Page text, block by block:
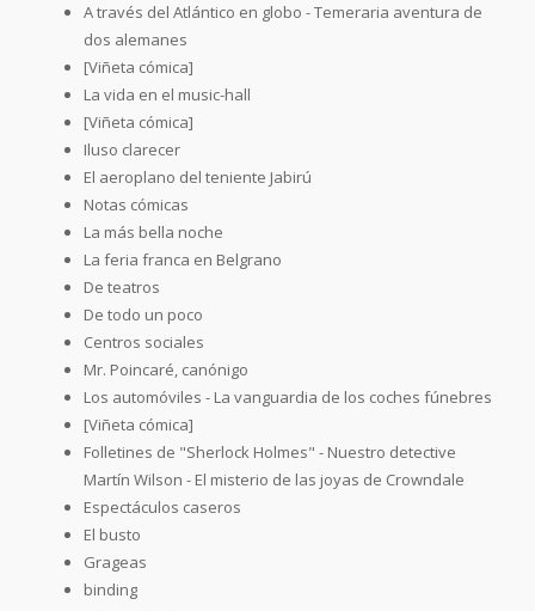
A través del Atlántico en globo - Temeraria aventura de
dos alemanes
[Viñeta cómica]
La vida en el music-hall
[Viñeta cómica]
Iluso clarecer
El aeroplano del teniente Jabirú
Notas cómicas
La más bella noche
La feria franca en Belgrano
De teatros
De todo un poco
Centros sociales
Mr. Poincaré, canónigo
Los automóviles - La vanguardia de los coches fúnebres
[Viñeta cómica]
Folletines de "Sherlock Holmes" - Nuestro detective
Martín Wilson - El misterio de las joyas de Crowndale
Espectáculos caseros
El busto
Grageas
binding